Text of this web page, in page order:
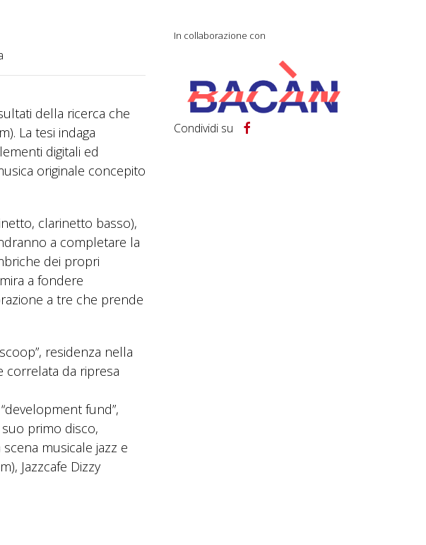
della ricerca che
La tesi indaga
digitali ed
originale concepito
clarinetto basso),
a completare la
dei propri
a fondere
a tre che prende
residenza nella
correlata da ripresa
fund”,
primo disco,
musicale jazz e
Jazzcafe Dizzy
In collaborazione con
Condividi su